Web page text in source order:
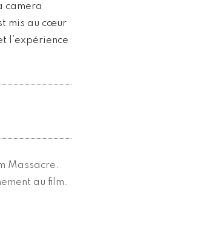
camera
mis au cœur
l’expérience
Massacre.
au film.